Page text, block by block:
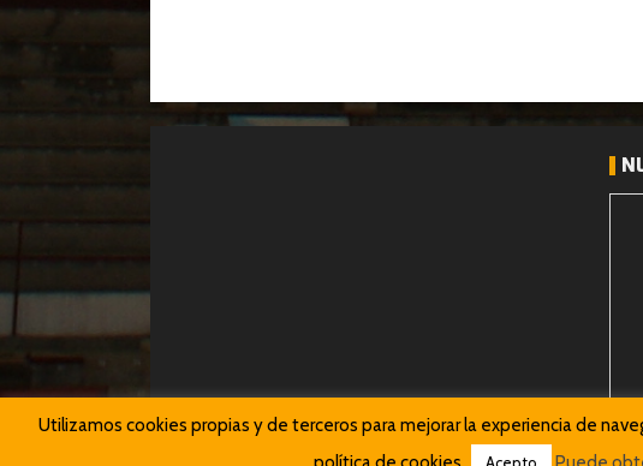
Utilizamos cookies propias y de terceros para mejorar la experiencia de